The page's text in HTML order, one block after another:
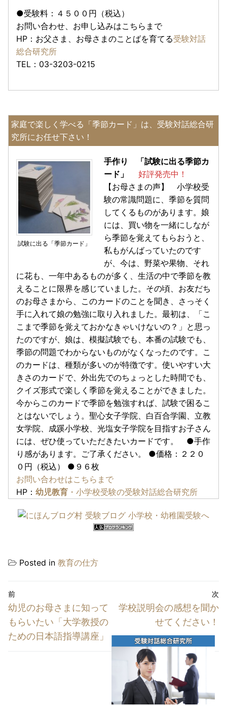
●受験料：４５００円（税込）
お問い合わせ、お申し込みはこちらまで
HP：お父さま、お母さまのことばを育てる受験対話
総合研究所
TEL：03-3203-0215
家庭で楽しく学べる「季節カード」は、受験対話総合研
究所にお任せ下さい！
試験に出る「季節カード」
手作り 「試験に出る季節カ
ード」 好評発売中！
【お母さまの声】 小学校受
験の常識問題に、季節を質問
してくるものがあります。娘
には、買い物を一緒にしなが
ら季節を覚えてもらおうと、
私もがんばっていたのです
が、今は、野菜や果物、それ
に花も、一年中あるものが多く、生活の中で季節を教
えることに限界を感じていました。その頃、お友だち
のお母さまから、このカードのことを聞き、さっそく
手に入れて娘の勉強に取り入れました。最初は、「こ
こまで季節を覚えておかなきゃいけないの？」と思っ
たのですが、娘は、模擬試験でも、本番の試験でも、
季節の問題でわからないものがなくなったのです。こ
のカードは、種類が多いのが特徴です。使いやすい大
きさのカードで、外出先でのちょっとした時間でも、
クイズ形式で楽しく季節を覚えることができました。
今からこのカードで季節を勉強すれば、試験で困るこ
とはないでしょう。聖心女子学院、白百合学園、立教
女学院、成蹊小学校、光塩女子学院を目指すお子さん
には、ぜひ使っていただきたいカードです。 ●手作
り感があります。ご了承ください。 ●価格：２２０
０円（税込） ●９６枚
お問い合わせはこちらまで
HP： 幼児教育 ・小学校受験の受験対話総合研究所
Posted in 教育の仕方
投
稿
ナ
ビ
前
前
の
投
稿:
幼児のお母さまに知って
もらいたい「大学教授の
ための日本語指導講座」
次
次
稿:
学校説明会の感想を聞か
せてください！